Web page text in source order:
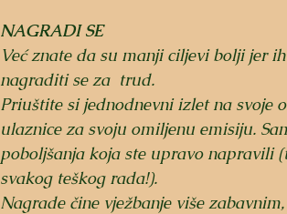
NAGRADI SE
Već znate da su manji ciljevi bolji jer
nagraditi se za  trud.
Priuštite si jednodnevni izlet na svoje
ulaznice za svoju omiljenu emisiju.
poboljšanja koja ste upravo napravili
svakog teškog rada!).
Nagrade čine vježbanje više